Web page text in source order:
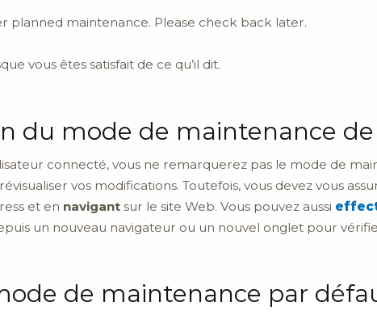
planned maintenance. Please check back later.
vous êtes satisfait de ce qu’il dit.
du mode de maintenance
connecté, vous ne remarquerez pas le mode de
vos modifications. Toutefois, vous devez vous
et en navigant sur le site Web. Vous pouvez aussi
un nouveau navigateur ou un nouvel onglet pour
de maintenance par